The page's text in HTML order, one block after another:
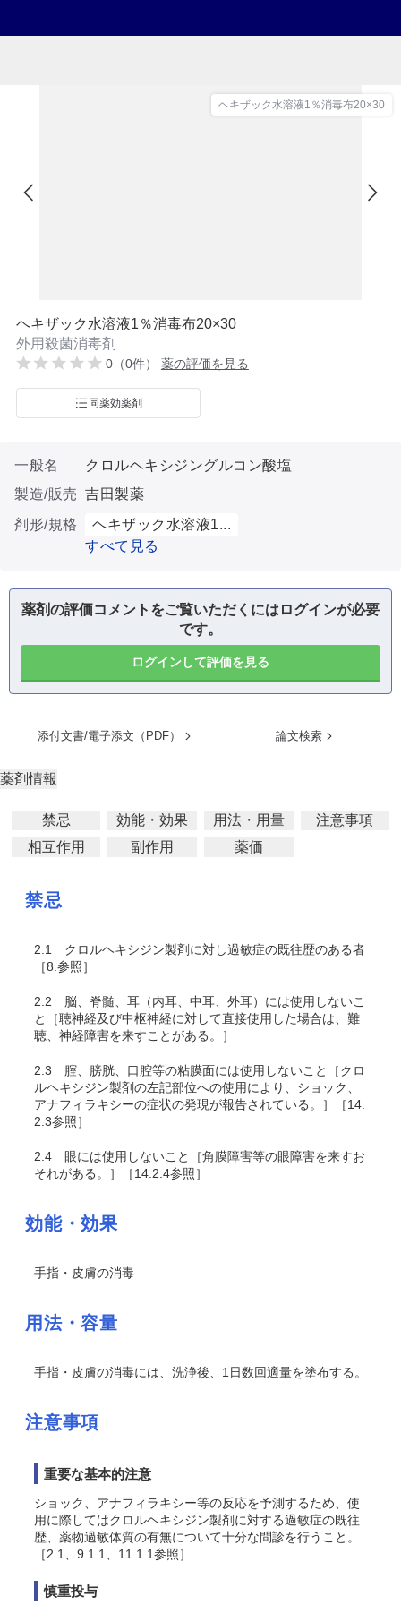
ヘキザック水溶液1％消毒布20×30
ヘキザック水溶液1％消毒布20×30
外用殺菌消毒剤
0（0件） 薬の評価を見る
同薬効薬剤
一般名
クロルヘキシジングルコン酸塩
製造/販売 吉田製薬
剤形/規格
ヘキザック水溶液1...
すべて見る
薬剤の評価コメントをご覧いただくにはログインが必要
です。
ログインして評価を見る
添付文書/電子添文（PDF） 論文検索
薬剤情報
禁忌 効能・効果 用法・用量
注意事項
相互作用
副作用 薬価
禁忌
2.1
クロルヘキシジン製剤に対し過敏症の既往歴のある者
［8.参照］
2.2 脳、脊髄、耳（内耳、中耳、外耳）には使用しないこ
と［聴神経及び中枢神経に対して直接使用した場合は、難
聴、神経障害を来すことがある。］
2.3 腟、膀胱、口腔等の粘膜面には使用しないこと［クロ
ルヘキシジン製剤の左記部位への使用により、ショック、
アナフィラキシーの症状の発現が報告されている。］［14.
2.3参照］
2.4 眼には使用しないこと［角膜障害等の眼障害を来すお
それがある。］［14.2.4参照］
効能・効果
手指・皮膚の消毒
用法・容量
手指・皮膚の消毒には、洗浄後、1日数回適量を塗布する。
注意事項
重要な基本的注意
ショック、アナフィラキシー等の反応を予測するため、使
用に際してはクロルヘキシジン製剤に対する過敏症の既往
歴、薬物過敏体質の有無について十分な問診を行うこと。
［2.1、9.1.1、11.1.1参照］
慎重投与